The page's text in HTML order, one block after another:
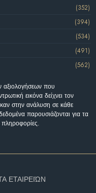
(352)
(394)
(534)
(491)
(562)
που
εικόνα δείχνει τον
στην ανάλυση σε κάθε
παρουσιάζονται για τα
πληροφορίες.
ΕΤΑΙΡΕΙΏΝ